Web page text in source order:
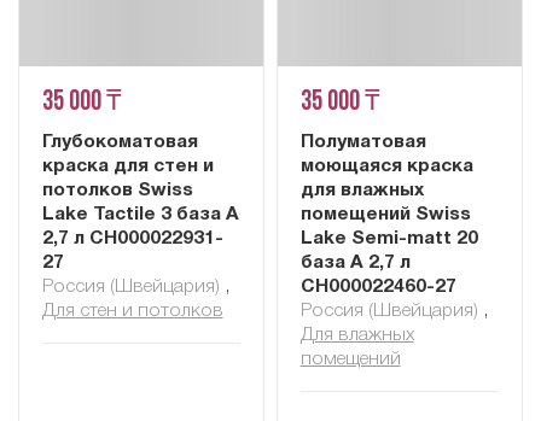
35 000 ₸
Глубокоматовая
краска для стен и
потолков Swiss
Lake Tactile 3 база А
2,7 л СН000022931-
27
Россия (Швейцария) ,
Для стен и потолков
35 000 ₸
Полуматовая
моющаяся краска
для влажных
помещений Swiss
Lake Semi-matt 20
база А 2,7 л
СН000022460-27
Россия (Швейцария) ,
Для влажных
помещений